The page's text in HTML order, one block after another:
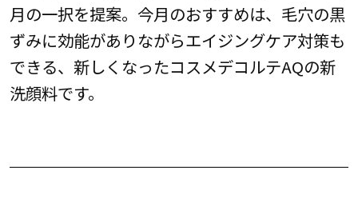
月の一択を提案。今月のおすすめは、毛穴の黒
ずみに効能がありながらエイジングケア対策も
できる、新しくなったコスメデコルテAQの新
洗顔料です。